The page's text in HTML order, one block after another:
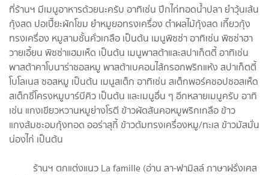
ที่ร้านฯ มีเมนูอาหารด้วยนะครับ อาทิเช่น ปีกไก่ทอดน้ำปลา ยำวุ้นเส้น
กุ้งสด ปอเปี๊ยะผักโขม ยำหมูยอทรงเครื่อง ตำผลไม้กุ้งสด เกี๊ยวกุ้ง
ทรงเครื่อง หมูสามชั้นคั่วเกลือ เป็นต้น เมนูพิซซ่า อาทิเช่น พิซซ่าฮา
วายเอี้ยน พิซซ่าแฮมเห็ด เป็นต้น เมนูพาสต้าและสปาเก็ตตี้ อาทิเช่น
พาสต้าคาโบนาร่าซอสหมู พาสต้าเบคอนไส้กรอกพริกแห้ง สปาเก็ตตี้
โบโลเนส ซอสหมู เป็นต้น เมนูสเต็ก อาทิเช่น สเต็กพอร์คชอปซอสเห็ด
สเต็กซี่โครงหมูบาร์บีคิว เป็นต้น และเมนูอื่น ๆ อีกหลายเมนูครับ อาทิ
เช่น แกงเขียวหวานหมูย่างโรตี ข้าวผัดสันคอหมูพริกเกลือ ข้าว
แกงส้มชะอมกุ้งทอด ออร่าสุกี้ ข้าวต้มทรงเครื่องหมู/ทะเล ข้าวมัสมั่น
น่องไก่ เป็นต้น
ร้านฯ ตกแต่งแนว La famille (อ่าน ลา-ฟามิลล์ ภาษาฝรั่งเศส